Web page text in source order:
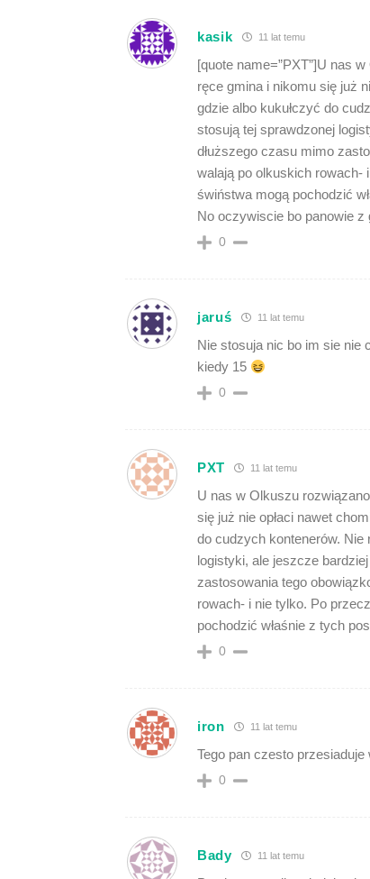
kasik 11 lat temu
[quote name=”PXT”]U nas
ręce gmina i nikomu się już
gdzie albo kukułczyć do
stosują tej sprawdzonej
dłuższego czasu mimo
walają po olkuskich rowach-
świństwa mogą pochodzić
No oczywiscie bo panowie
0
jaruś 11 lat temu
Nie stosuja nic bo im sie nie
kiedy 15
0
PXT 11 lat temu
U nas w Olkuszu
się już nie opłaci nawet
do cudzych kontenerów.
logistyki, ale jeszcze
zastosowania tego
rowach- i nie tylko. Po
pochodzić właśnie z tych
0
iron 11 lat temu
Tego pan czesto
0
Bady 11 lat temu